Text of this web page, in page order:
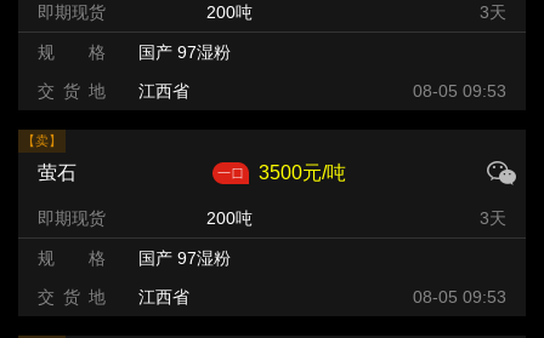
即期现货 200吨 3天
规 格
国产 97湿粉
交 货 地
江西省 08-05 09:53
【卖】
萤石 3500元/吨
即期现货 200吨 3天
规 格
国产 97湿粉
交 货 地
江西省 08-05 09:53